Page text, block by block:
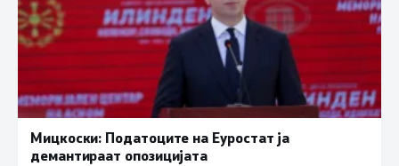
Мицкоски: Податоците на Еуростат ја
демантираат опозицијата